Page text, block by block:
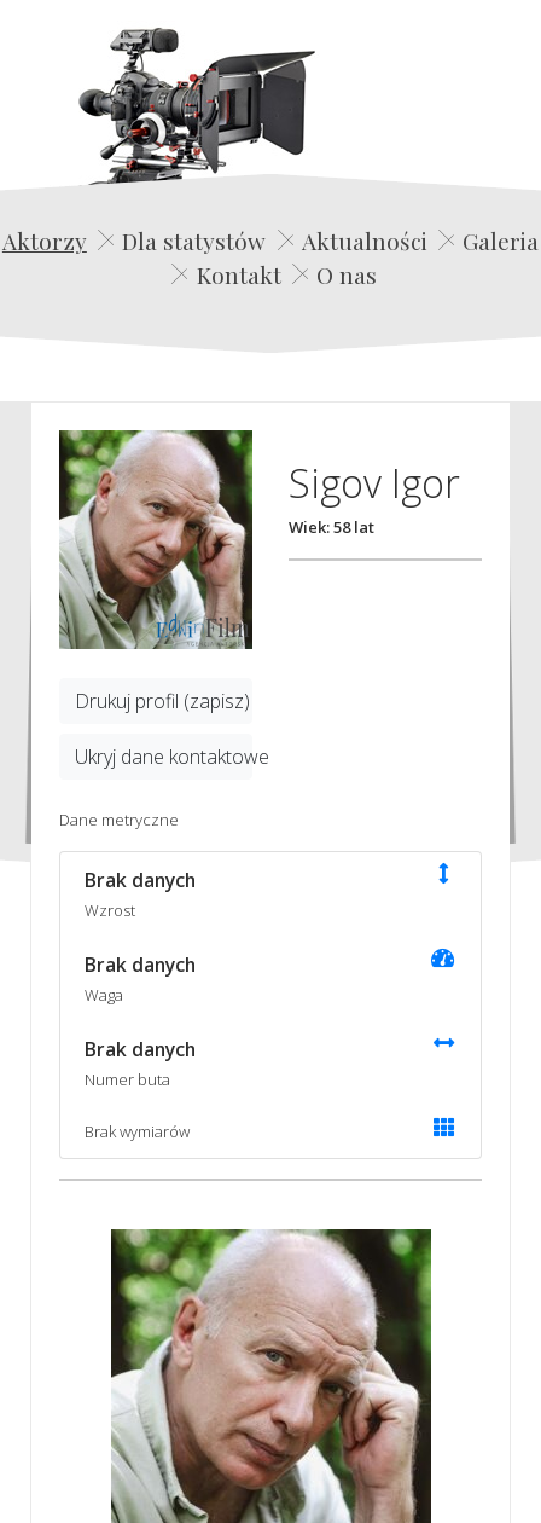
Edwin Film Agencja Aktorska
Aktorzy Dla statystów Aktualności
Galeria
Kontakt
O nas
Drukuj profil (zapisz)
Ukryj dane kontaktowe
Sigov Igor
Wiek: 58 lat
Dane metryczne
Brak danych
Wzrost
Brak danych
Waga
Brak danych
Numer buta
Brak wymiarów